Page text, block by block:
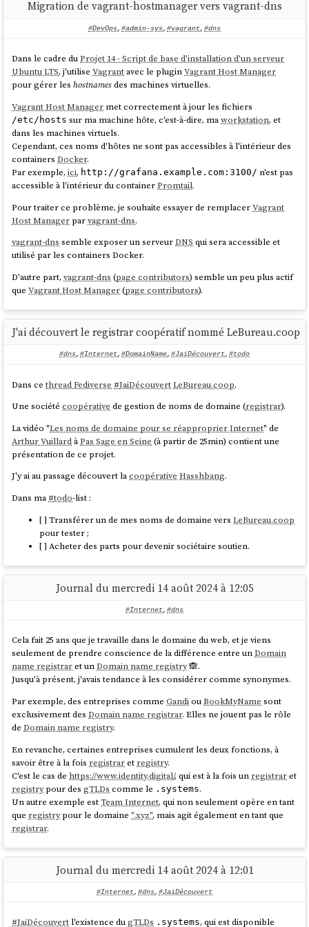
seconde IP, ici192.168.56.22.
La configuration DNS qui retourne cette IP est consultable via :
$ vagrant dns -l
/server1.vagrant.test/ => 192.168.56.22
/server2.vagrant.test/ => 192.168.56.23
/grafana.vagrant.test/ => 192.168.56.23
/loki.vagrant.test/ => 192.168.56.23
Autre subtilité:
vb.customize [ "modifyvm" ,
"on"
Cette ligne configure la machine virtuelle pour qu'elle utilise le
serveur DNS de
vagrant-dns
Cela permet de résoudre les noms des autres machines virtuelles.
Exemple :
vagrant@server1:~$ resolvectl query
server2.vagrant.test
server2.vagrant.test: 192.168.56.23
-- link: eth0
-- Information acquired via protocol DNS
-- Data is authenticated: no; Data was
acquired via
En mettant en placevagrant-dns
$ cat /etc/systemd/resolved.conf.d/csd.conf
[Resolve]
DNS=10.57.40.1
Elle me permet de résoudre les hostnames des machines qui
$ systemd-analyze cat-config
systemd/resolved.conf
# /etc/systemd/resolved.conf
...
[Resolve]
...
# /etc/systemd/resolved.conf.d/1-vagrant-
dns.conf
# This file is generated by vagrant-dns
[Resolve]
DNS=127.0.0.1:5300
# /etc/systemd/resolved.conf.d/csd.conf
DNS=10.57.40.1
Migration de vagrant-hostmanager vers vagrant-dns
#DevOps, #admin-sys, #vagrant, #dns
Dans le cadre duProjet 14 - Script de base d'installation d'un serveur
Ubuntu LTS, j'utiliseVagrantavec le pluginVagrant Host Manager
pour gérer leshostnamesdes machines virtuelles.
Vagrant Host Manager met correctement à jour les fichiers
/etc/hosts sur ma machine hôte, c'est-à-dire, maworkstation, et
dans les machines virtuels.
Cependant, ces noms d'hôtes ne sont pas accessibles à l'intérieur des
containersDocker.
Par exemple,ici, http://grafana.example.com:3100/ n'est pas
accessible à l'intérieur du containerPromtail.
Pour traiter ce problème, je souhaite essayer de remplacerVagrant
Host Manager parvagrant-dns.
vagrant-dns semble exposer un serveurDNS qui sera accessible et
utilisé par les containers Docker.
D'autre part,vagrant-dns (page contributors) semble un peu plus actif
queVagrant Host Manager(page contributors).
J'ai découvert le registrar coopératif nommé LeBureau.coop
#dns, #Internet, #DomainName, #JaiDécouvert, #todo
Dans cethread Fediverse #JaiDécouvert LeBureau.coop.
Une sociétécoopérative de gestion de noms de domaine (registrar).
La vidéo "Les noms de domaine pour se réapproprier Internet" de
Arthur VuillardàPas Sage en Seine (à partir de 25min) contient une
présentation de ce projet.
J'y ai au passage découvert lacoopérative Hasshbang.
Dans ma #todo-list :
[ ] Transférer un de mes noms de domaine versLeBureau.coop
pour tester ;
[ ] Acheter des parts pour devenir sociétaire soutien.
Journal du mercredi 14 août 2024 à 12:05
#Internet, #dns
Cela fait 25 ans que je travaille dans le domaine du web, et je viens
seulement de prendre conscience de la différence entre unDomain
name registraret unDomain name registry🙈.
Jusqu'à présent, j'avais tendance à les considérer comme synonymes.
Par exemple, des entreprises commeGandiouBookMyName sont
exclusivement desDomain name registrar. Elles ne jouent pas le rôle
deDomain name registry.
En revanche, certaines entreprises cumulent les deux fonctions, à
savoir être à la fois registraret registry.
C'est le cas de https://www.identity.digital/, qui est à la fois un registraret
registrypour des gTLDs comme le .systems.
Un autre exemple estTeam Internet, qui non seulement opère en tant
que registrypour le domaine".xyz", mais agit également en tant que
registrar.
Journal du mercredi 14 août 2024 à 12:01
#Internet, #dns, #JaiDécouvert
#JaiDécouvertl'existence du gTLDs .systems, qui est disponible